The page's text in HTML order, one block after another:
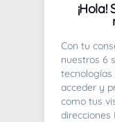
Con tu
nuestros 6
tecnologías
acceder y
como tus
direcciones